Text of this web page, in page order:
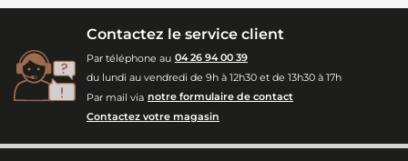
Contactez le service client
Par téléphone au 04 26 94 00 39
du lundi au vendredi de 9h à 12h30 et de 13h30 à 17h
Par mail via notre formulaire de contact
Contactez votre magasin